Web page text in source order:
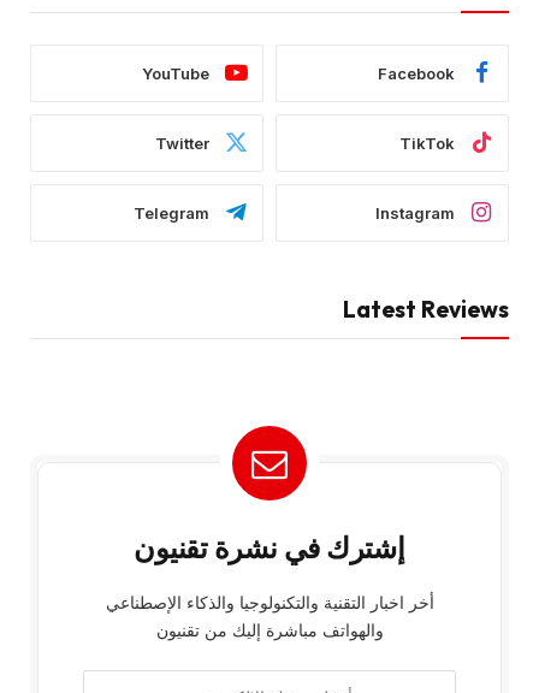
Facebook
YouTube
TikTok
Twitter
Instagram
Telegram
Latest Reviews
إشترك في نشرة تقنيون
أخر اخبار التقنية والتكنولوجيا والذكاء الإصطناعي
والهواتف مباشرة إليك من تقنيون